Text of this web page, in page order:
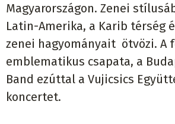
Magyarországon. Zenei
Latin-Amerika, a Karib térség
zenei hagyományait ötvözi. A
emblematikus csapata, a
Band ezúttal a Vujicsics
koncertet.